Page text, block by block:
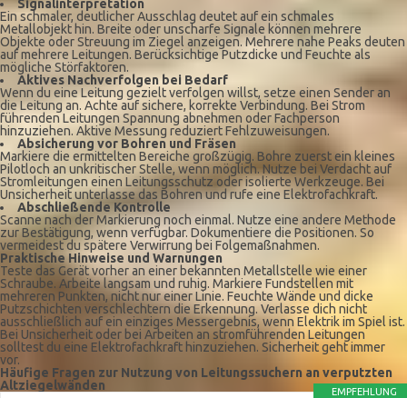
Signalinterpretation
Ein schmaler, deutlicher Ausschlag deutet auf ein schmales
Metallobjekt hin. Breite oder unscharfe Signale können mehrere
Objekte oder Streuung im Ziegel anzeigen. Mehrere nahe Peaks deuten
auf mehrere Leitungen. Berücksichtige Putzdicke und Feuchte als
mögliche Störfaktoren.
Aktives Nachverfolgen bei Bedarf
Wenn du eine Leitung gezielt verfolgen willst, setze einen Sender an
die Leitung an. Achte auf sichere, korrekte Verbindung. Bei Strom
führenden Leitungen Spannung abnehmen oder Fachperson
hinzuziehen. Aktive Messung reduziert Fehlzuweisungen.
Absicherung vor Bohren und Fräsen
Markiere die ermittelten Bereiche großzügig. Bohre zuerst ein kleines
Pilotloch an unkritischer Stelle, wenn möglich. Nutze bei Verdacht auf
Stromleitungen einen Leitungsschutz oder isolierte Werkzeuge. Bei
Unsicherheit unterlasse das Bohren und rufe eine Elektrofachkraft.
Abschließende Kontrolle
Scanne nach der Markierung noch einmal. Nutze eine andere Methode
zur Bestätigung, wenn verfügbar. Dokumentiere die Positionen. So
vermeidest du spätere Verwirrung bei Folgemaßnahmen.
Praktische Hinweise und Warnungen
Teste das Gerät vorher an einer bekannten Metallstelle wie einer
Schraube. Arbeite langsam und ruhig. Markiere Fundstellen mit
mehreren Punkten, nicht nur einer Linie. Feuchte Wände und dicke
Putzschichten verschlechtern die Erkennung. Verlasse dich nicht
ausschließlich auf ein einziges Messergebnis, wenn Elektrik im Spiel ist.
Bei Unsicherheit oder bei Arbeiten an stromführenden Leitungen
solltest du eine Elektrofachkraft hinzuziehen. Sicherheit geht immer
vor.
Häufige Fragen zur Nutzung von Leitungssuchern an verputzten
Altziegelwänden
EMPFEHLUNG